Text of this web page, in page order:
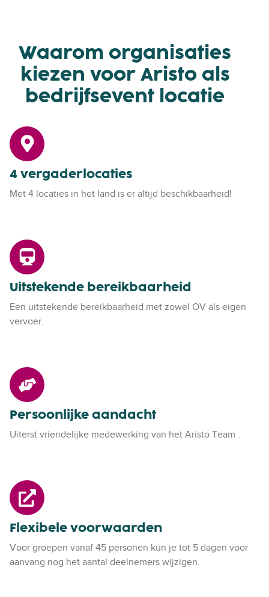
Waarom organisaties
kiezen voor Aristo als
bedrijfsevent locatie
4 vergaderlocaties
Met 4 locaties in het land is er altijd beschikbaarheid!
4
v
r
g
r
l
c
a
t
Uitstekende bereikbaarheid
Een uitstekende bereikbaarheid met zowel OV als eigen
vervoer.
U
i
s
t
e
d
e
e
r
b
a
a
r
h
e
Persoonlijke aandacht
Uiterst vriendelijke medewerking van het Aristo Team .
P
e
s
o
i
j
e
a
a
Flexibele voorwaarden
Voor groepen vanaf 45 personen kun je tot 5 dagen voor
aanvang nog het aantal deelnemers wijzigen.
F
l
x
i
b